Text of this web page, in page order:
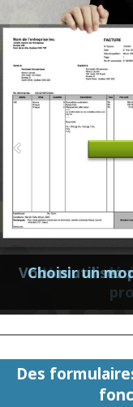
Vous ne
Vous n'utilisez
Choisir un
Des